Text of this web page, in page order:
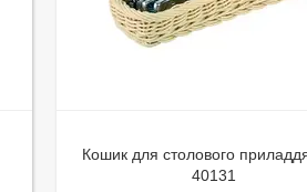
Кошик для столового
40131